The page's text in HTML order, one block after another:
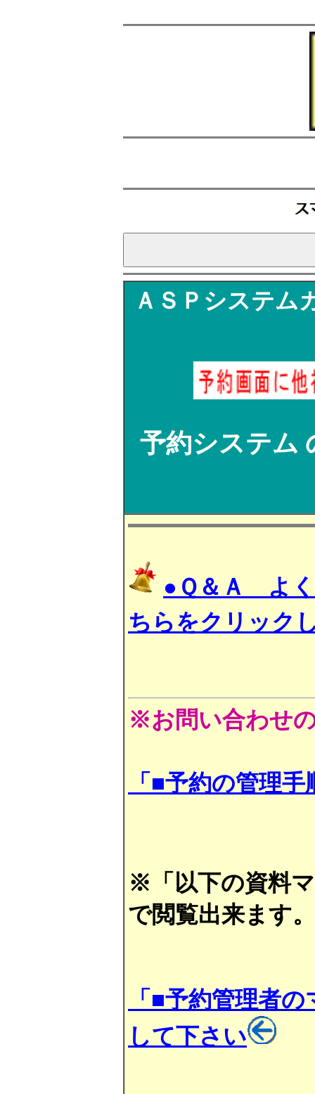
ＡＳＰシステム
予約システム
●Ｑ＆Ａ よ
ちらをクリック
※お問い合わせ
「■予約の管理
※「以下の資料
で閲覧出来ます
「■予約管理者
して下さい